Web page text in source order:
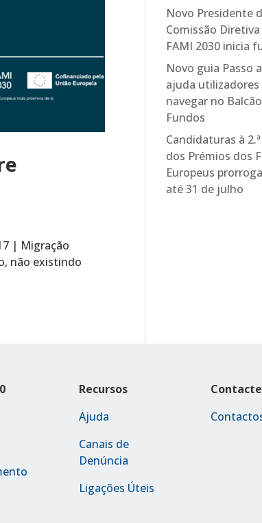
| Migração
não existindo
Novo Presidente
Comissão
FAMI 2030 inicia
Novo guia Passo
ajuda utilizadores
navegar no
Fundos
Candidaturas à
dos Prémios dos
Europeus
até 31 de julho
Recursos
Ajuda
Canais de
Denúncia
Ligações Úteis